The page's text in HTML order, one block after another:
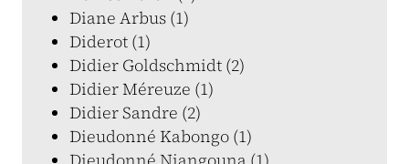
Diane Arbus (1)
Diderot (1)
Didier Goldschmidt (2)
Didier Méreuze (1)
Didier Sandre (2)
Dieudonné Kabongo (1)